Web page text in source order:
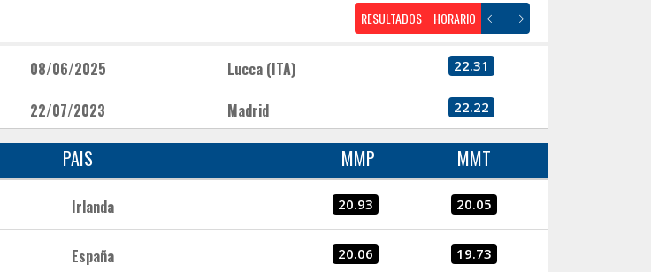
RESULTADOS HORARIO
08/06/2025 Lucca (ITA) 22.31
22/07/2023 Madrid 22.22
PAIS MMP MMT
Irlanda 20.93 20.05
España 20.06 19.73